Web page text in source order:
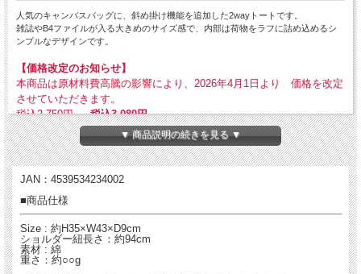
人気のキャンバスバッグに、斜め掛け機能を追加した2wayトートです。
雑誌やB4ファイルが入る大きめのサイズ感で、内部は荷物をラフに詰め込めるシ
ンプルなデザインです。
【価格改定のお知らせ】
本商品は原材料費高騰の影響により、2026年4月1日より 価格を改定
させていただきます。
税込2,750円 →税込3,080円
▼ 商品説明の続きを見る ▼
JAN：4539534234002
■商品仕様
Size : 約H35×W43×D9cm
ショルダー紐長さ：約94cm
素材 : 綿
重さ：約○○g